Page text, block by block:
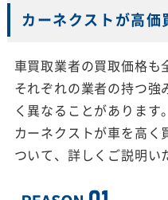
カーネクストが高価
車買取業者の買取価格も
それぞれの業者の持つ強
く異なることがあります。
カーネクストが車を高
ついて、詳しくご説明い